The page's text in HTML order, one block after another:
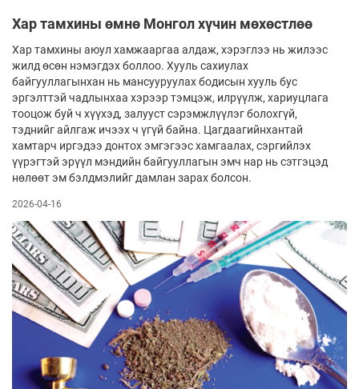
Хар тамхины өмнө Монгол хүчин мөхөстлөө
Хар тамхины аюул хамжааргаа алдаж, хэрэглээ нь жилээс
жилд өсөн нэмэгдэх боллоо. Хууль сахиулах
байгууллагынхан нь мансууруулах бодисын хууль бус
эргэлттэй чадлынхаа хэрээр тэмцэж, илрүүлж, хариуцлага
тооцож буй ч хүүхэд, залууст сэрэмжлүүлэг болохгүй,
тэднийг айлгаж ичээх ч үгүй байна. Цагдаагийнхантай
хамтарч иргэдээ донтох эмгэгээс хамгаалах, сэргийлэх
үүрэгтэй эрүүл мэндийн байгууллагын эмч нар нь сэтгэцэд
нөлөөт эм бэлдмэлийг дамлан зарах болсон.
2026-04-16